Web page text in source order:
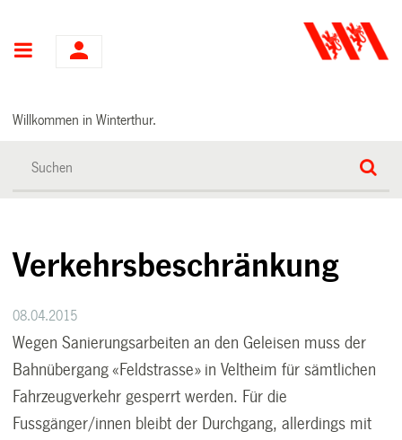
Hauptnavigation
Willkommen in Winterthur.
Verkehrsbeschränkung
08.04.2015
Wegen Sanierungsarbeiten an den Geleisen muss der
Bahnübergang «Feldstrasse» in Veltheim für sämtlichen
Fahrzeugverkehr gesperrt werden. Für die
Fussgänger/innen bleibt der Durchgang, allerdings mit